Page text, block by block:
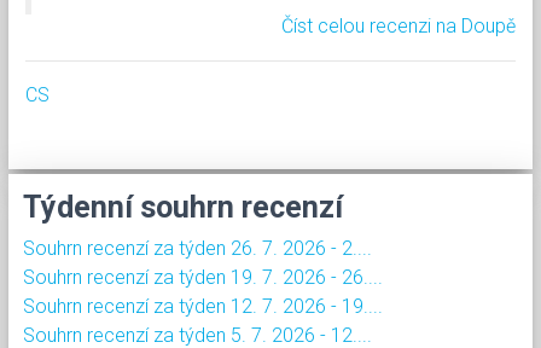
Číst celou recenzi na Doupě
CS
Týdenní souhrn recenzí
Souhrn recenzí za týden 26. 7. 2026 - 2....
Souhrn recenzí za týden 19. 7. 2026 - 26....
Souhrn recenzí za týden 12. 7. 2026 - 19....
Souhrn recenzí za týden 5. 7. 2026 - 12....